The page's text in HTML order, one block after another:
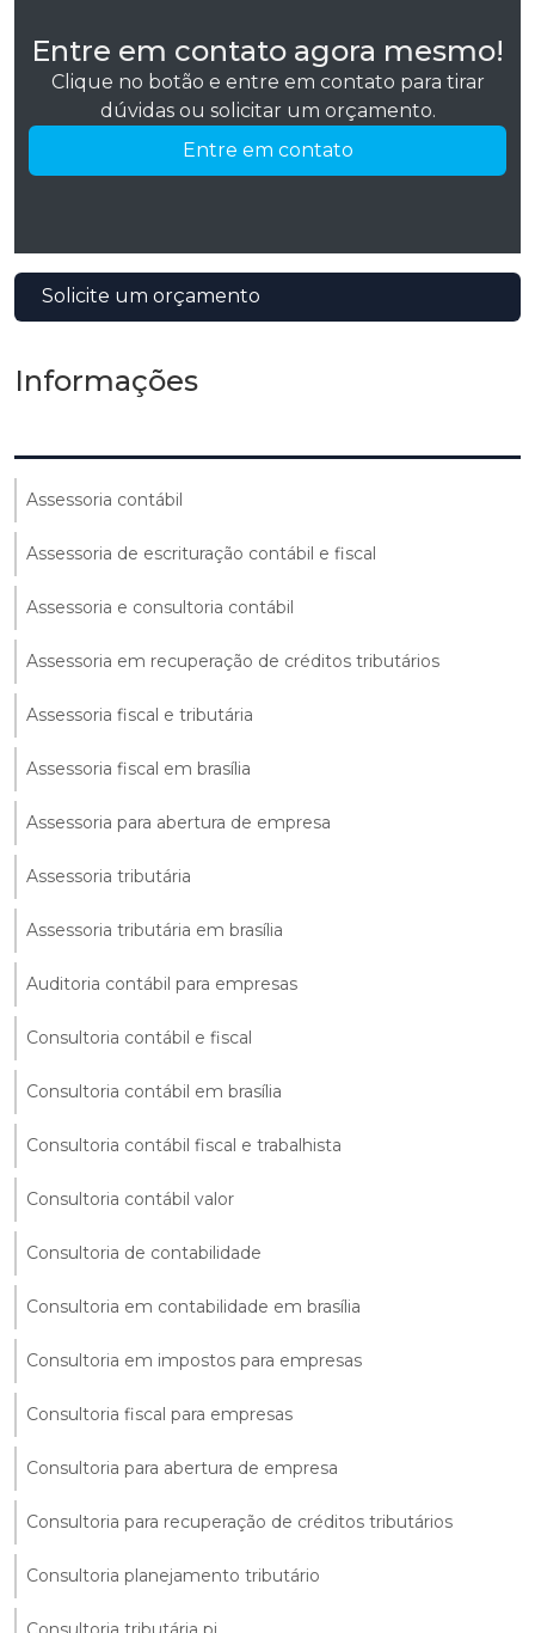
Entre em contato agora mesmo!
Clique no botão e entre em contato para tirar
dúvidas ou solicitar um orçamento.
Entre em contato
Solicite um orçamento
Informações
Assessoria contábil
Assessoria de escrituração contábil e fiscal
Assessoria e consultoria contábil
Assessoria em recuperação de créditos tributários
Assessoria fiscal e tributária
Assessoria fiscal em brasília
Assessoria para abertura de empresa
Assessoria tributária
Assessoria tributária em brasília
Auditoria contábil para empresas
Consultoria contábil e fiscal
Consultoria contábil em brasília
Consultoria contábil fiscal e trabalhista
Consultoria contábil valor
Consultoria de contabilidade
Consultoria em contabilidade em brasília
Consultoria em impostos para empresas
Consultoria fiscal para empresas
Consultoria para abertura de empresa
Consultoria para recuperação de créditos tributários
Consultoria planejamento tributário